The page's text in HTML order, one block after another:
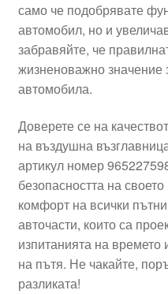
Разгледайте
Транспорт
само че подобрявате
автомобил, но и
забравяйте, че
жизненоважно значение
автомобила.
Доверете се на
на въздушна
артикул номер
безопасността на
комфорт на всички
авточасти, които са
изпитанията на времето
на пътя. Не чакайте,
разликата!